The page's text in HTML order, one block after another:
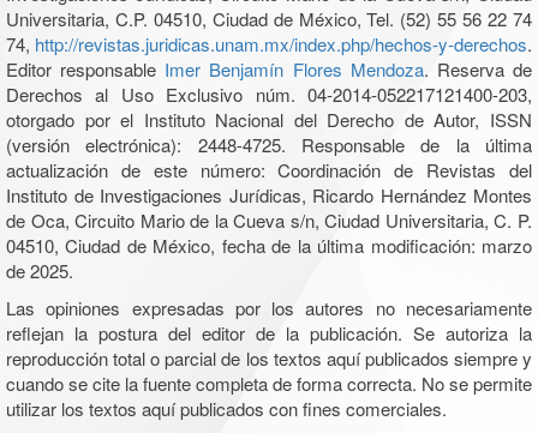
Universitaria, C.P. 04510, Ciudad de México, Tel. (52) 55 56 22 74
74, http://revistas.juridicas.unam.mx/index.php/hechos-y-derechos.
Editor responsable Imer Benjamín Flores Mendoza. Reserva de
Derechos al Uso Exclusivo núm. 04-2014-052217121400-203,
otorgado por el Instituto Nacional del Derecho de Autor, ISSN
(versión electrónica): 2448-4725. Responsable de la última
actualización de este número: Coordinación de Revistas del
Instituto de Investigaciones Jurídicas, Ricardo Hernández Montes
de Oca, Circuito Mario de la Cueva s/n, Ciudad Universitaria, C. P.
04510, Ciudad de México, fecha de la última modificación: marzo
de 2025.
Las opiniones expresadas por los autores no necesariamente
reflejan la postura del editor de la publicación. Se autoriza la
reproducción total o parcial de los textos aquí publicados siempre y
cuando se cite la fuente completa de forma correcta. No se permite
utilizar los textos aquí publicados con fines comerciales.